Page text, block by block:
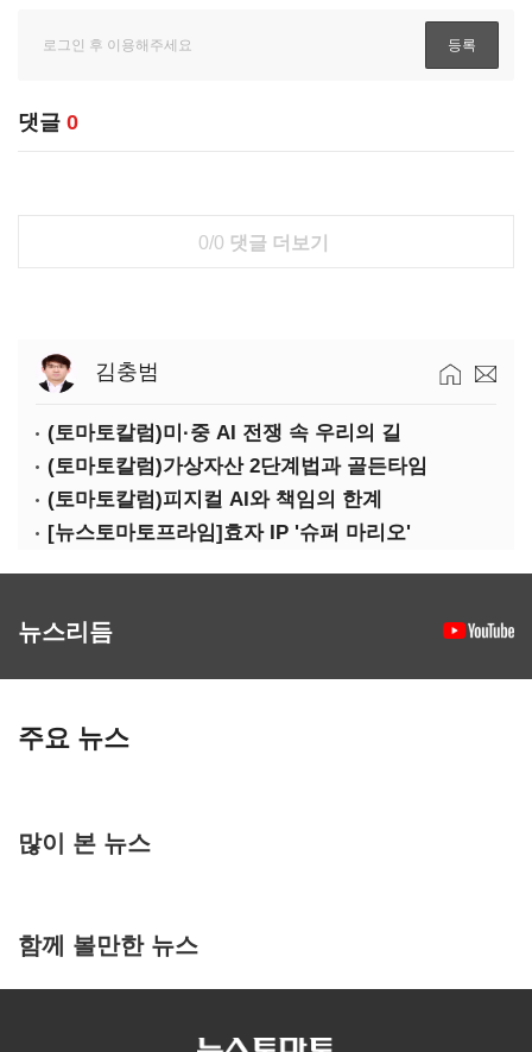
댓글 0
0/0 댓글 더보기
김충범
(토마토칼럼)미·중 AI 전쟁 속 우리의 길
(토마토칼럼)가상자산 2단계법과 골든타임
(토마토칼럼)피지컬 AI와 책임의 한계
[뉴스토마토프라임]효자 IP '슈퍼 마리오'
뉴스리듬
주요 뉴스
많이 본 뉴스
함께 볼만한 뉴스